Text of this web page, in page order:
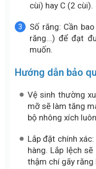
cùi) hay C (2 cùi).
Số răng: Cần
răng...) để đạt
muốn.
Hướng dẫn bảo
Vệ sinh thường
mỡ sẽ làm tăng
bộ nhông xích
Lắp đặt chính
hàng. Lắp lệch
thậm chí gãy